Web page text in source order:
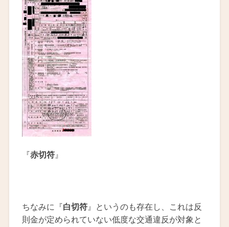
『赤切符』
ちなみに『白切符』というのも存在し、これは反
則金が定められていない低度な交通違反が対象と